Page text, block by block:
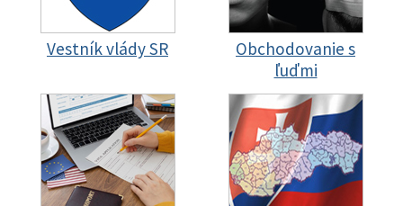
Vestník vlády SR
Obchodovanie s
ľuďmi